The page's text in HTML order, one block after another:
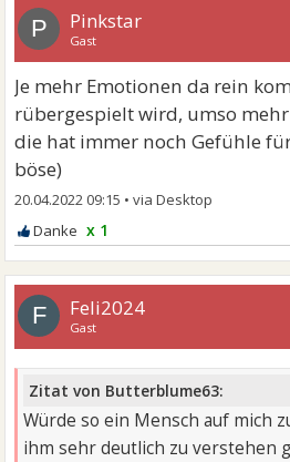
P Pinkstar
Gast
Je mehr Emotionen da rein
rübergespielt wird, umso
die hat immer noch Gefühle
böse)
20.04.2022 09:15 •
x 1
F Feli2024
Gast
Zitat von Butterblume63:
Würde so ein Mensch auf mich
ihm sehr deutlich zu verstehen